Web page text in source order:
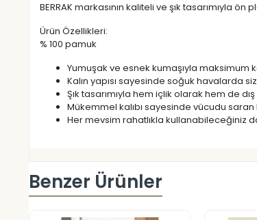
BERRAK markasının kaliteli ve şık tasarımıyla
Ürün Özellikleri:
% 100 pamuk
Yumuşak ve esnek kumaşıyla maksimum
Kalın yapısı sayesinde soğuk havalarda
Şık tasarımıyla hem içlik olarak hem de
Mükemmel kalıbı sayesinde vücudu saran
Her mevsim rahatlıkla kullanabileceğiniz
Benzer Ürünler